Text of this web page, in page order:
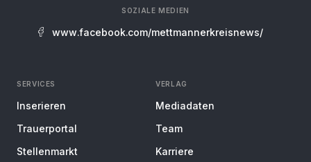
SOZIALE MEDIEN
www.facebook.com/mettmannerkreisnews/
SERVICES
Inserieren
Trauerportal
Stellenmarkt
VERLAG
Mediadaten
Team
Karriere